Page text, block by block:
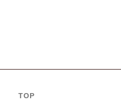
TOP